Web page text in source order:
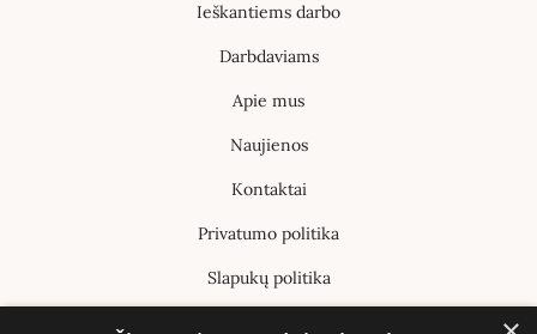
Ieškantiems darbo
Darbdaviams
Apie mus
Naujienos
Kontaktai
Privatumo politika
Slapukų politika